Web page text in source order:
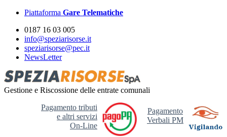
Piattaforma Gare Telematiche
0187 16 03 005
info@speziarisorse.it
speziarisorse@pec.it
NewsLetter
Gestione e Riscossione delle entrate comunali
Pagamento
Verbali PM
Pagamento tributi
e altri servizi
On-Line